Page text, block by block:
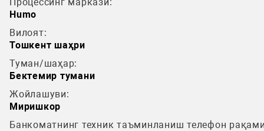
Humo
Вилоят:
Тошкент шаҳри
Туман/шаҳар:
Бектемир тумани
Жойлашуви:
Миришкор
Банкоматнинг техник таъминланиш телефон